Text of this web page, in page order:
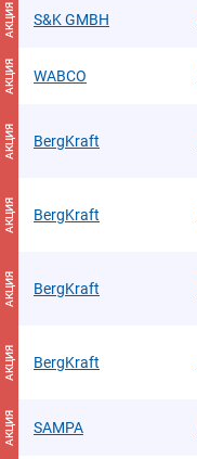
АКЦИЯ S&K GMBH
АКЦИЯ WABCO
АКЦИЯ BergKraft
АКЦИЯ BergKraft
АКЦИЯ BergKraft
АКЦИЯ BergKraft
АКЦИЯ SAMPA